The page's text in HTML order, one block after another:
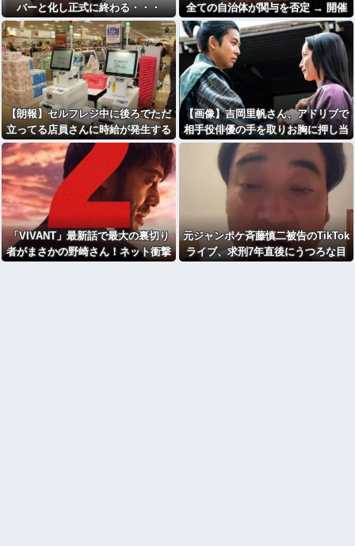
バーと化し正式に終わる・・・
全ての自治体が関与を否定 → 開催
中止が発表される
【朗報】セルフレジ中に後ろでただ
立ってる店員さんに時給が発生する
のおかしい←3万いいねｗｗｗｗｗ
ｗｗｗｗｗ
【画像】吉岡里帆さん、アドリブで
相手役俳優の手を取りお胸に押し当
てるｗｗｗｗｗｗ
「VIVANT」最新話で最大の裏切り
者がまさかの野崎さん！ネット衝撃
元ジャンポケ斉藤慎二被告のTikTok
ライブ、求刑7年直後にうつろな目